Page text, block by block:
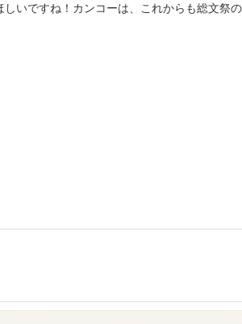
いですね！カンコーは、これからも総文祭